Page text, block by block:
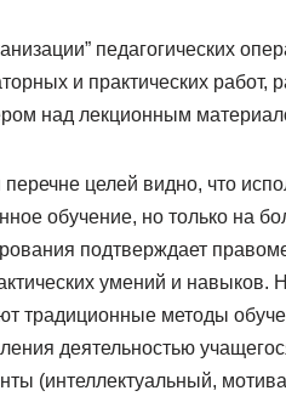
педагогических
и практических
над лекционным
целей видно, что
обучение, но только на
подтверждает
умений и навыков.
традиционные методы
деятельностью
(интеллектуальный,